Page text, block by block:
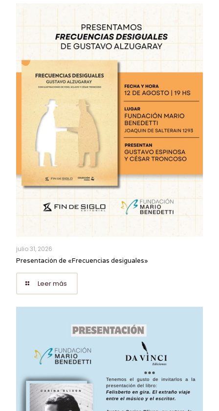
julio 31, 2026
Presentación de «Frecuencias desiguales»
Leer más